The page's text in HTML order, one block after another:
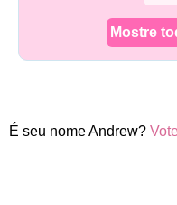
Mostre
É seu nome Andrew?